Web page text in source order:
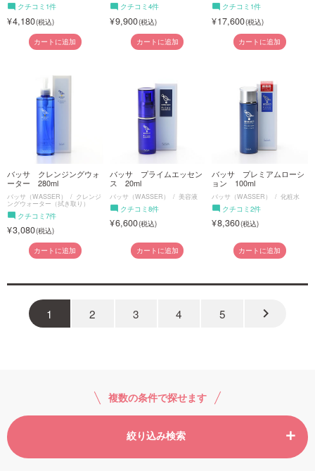
クチコミ1件
4,180
カートに追加
クチコミ4件
9,900
カートに追加
クチコミ1件
17,600
カートに追加
バッサ クレンジングウォ
ーター 280ml
バッサ（WASSER） クレンジ
ングウォーター（拭き取り）
クチコミ7件
3,080
カートに追加
バッサ プライムエッセン
ス 20ml
バッサ（WASSER） 美容液
クチコミ8件
6,600
カートに追加
バッサ プレミアムローシ
ョン 100ml
バッサ（WASSER） 化粧水
クチコミ2件
8,360
カートに追加
1 2 3 4 5 keyboard_arrow_right
複数の条件で探せます
絞り込み検索